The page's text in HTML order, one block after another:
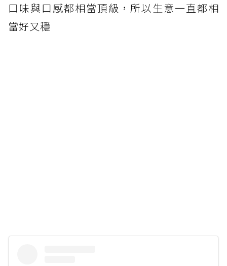
口味與口感都相當頂級，所以生意一直都相
當好又穩